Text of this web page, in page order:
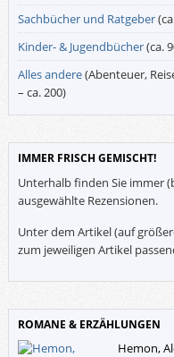
Sachbücher und Ratgeber
Kinder- & Jugendbücher(ca.
Alles andere(Abenteuer,
– ca. 200)
IMMER FRISCH GEMISCHT!
Unterhalb finden Sie immer
ausgewählte Rezensionen.
Unter dem Artikel (auf
zum jeweiligen Artikel
ROMANE & ERZÄHLUNGEN
Hemon,